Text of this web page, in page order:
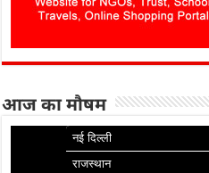
आज का मौषम
नई दिल्ली
राजस्थान